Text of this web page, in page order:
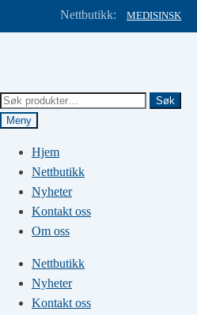
Nettbutikk: MEDISINSK
Søk
etter:
Søk
Meny
Hjem
Nettbutikk
Nyheter
Kontakt oss
Om oss
Nettbutikk
Nyheter
Kontakt oss